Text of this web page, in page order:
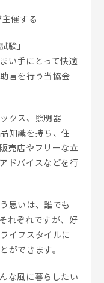
催する
験」
い手にとって快適
言を行う当協会
クス、照明器
知識を持ち、住
売店やフリーな立
ドバイスなどを行
思いは、誰でも
れぞれですが、好
イフスタイルに
ができます。
な風に暮らしたい